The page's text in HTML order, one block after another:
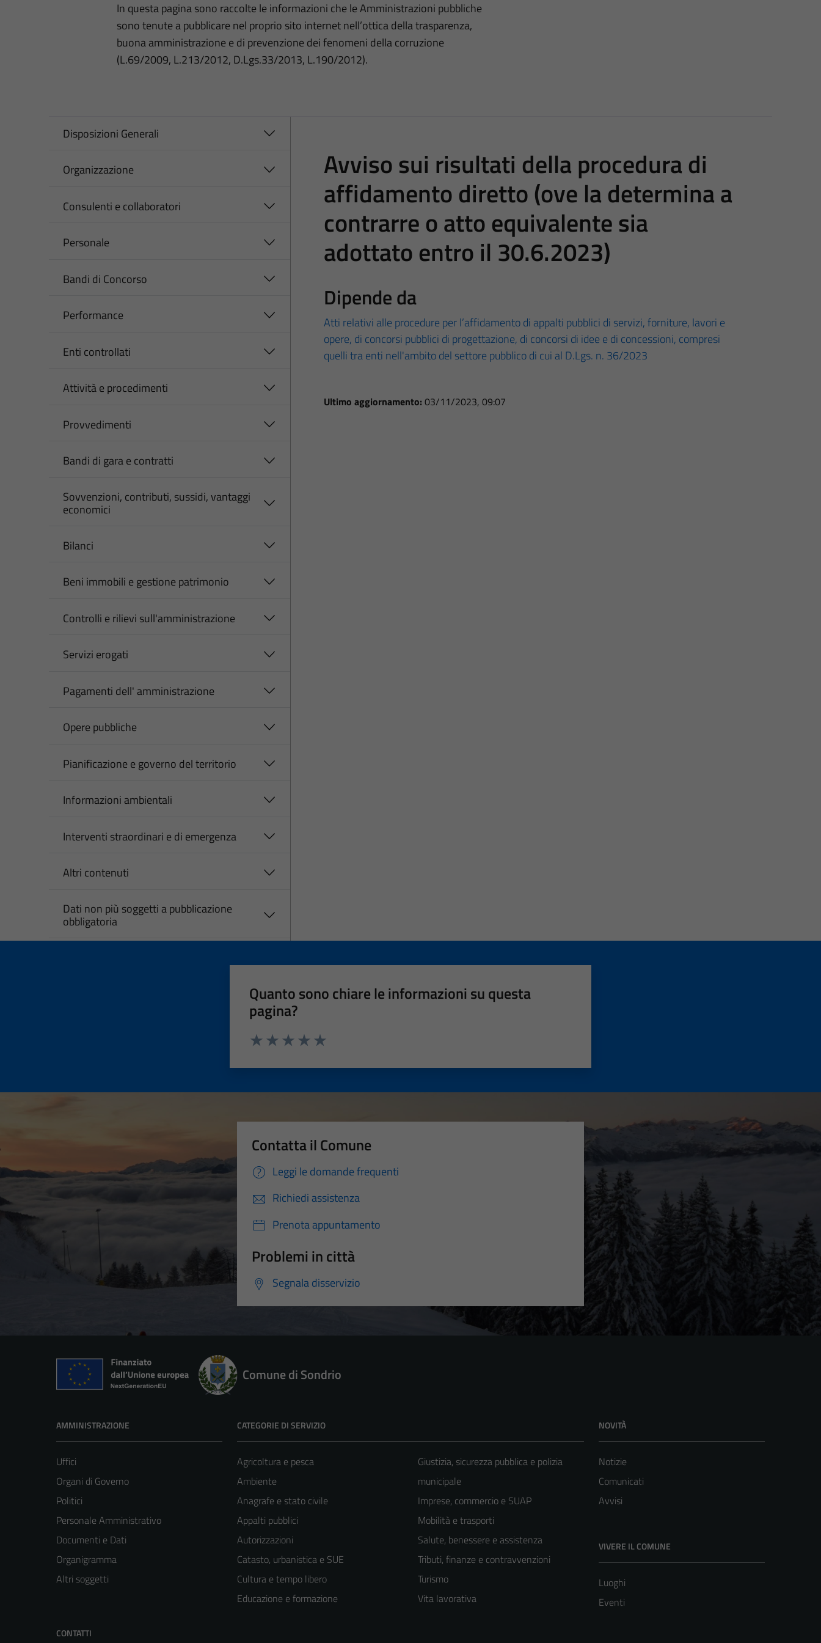
In questa pagina sono raccolte le informazioni che le Amministrazioni pubbliche
sono tenute a pubblicare nel proprio sito internet nell’ottica della trasparenza,
buona amministrazione e di prevenzione dei fenomeni della corruzione
(L.69/2009, L.213/2012, D.Lgs.33/2013, L.190/2012).
Disposizioni Generali
Organizzazione
Consulenti e collaboratori
Personale
Bandi di Concorso
Performance
Enti controllati
Attività e procedimenti
Provvedimenti
Bandi di gara e contratti
Sovvenzioni, contributi, sussidi, vantaggi
economici
Bilanci
Beni immobili e gestione patrimonio
Controlli e rilievi sull'amministrazione
Servizi erogati
Pagamenti dell' amministrazione
Opere pubbliche
Pianificazione e governo del territorio
Informazioni ambientali
Interventi straordinari e di emergenza
Altri contenuti
Dati non più soggetti a pubblicazione
obbligatoria
Avviso sui risultati della procedura di
affidamento diretto (ove la determina a
contrarre o atto equivalente sia
adottato entro il 30.6.2023)
Dipende da
Atti relativi alle procedure per l’affidamento di appalti pubblici di servizi, forniture, lavori e
opere, di concorsi pubblici di progettazione, di concorsi di idee e di concessioni, compresi
quelli tra enti nell'ambito del settore pubblico di cui al D.Lgs. n. 36/2023
Ultimo aggiornamento: 03/11/2023, 09:07
Quanto sono chiare le informazioni su questa
pagina?
Contatta il Comune
Leggi le domande frequenti
Richiedi assistenza
Prenota appuntamento
Problemi in città
Segnala disservizio
Comune di Sondrio
AMMINISTRAZIONE
Uffici
Organi di Governo
Politici
Personale Amministrativo
Documenti e Dati
Organigramma
Altri soggetti
CATEGORIE DI SERVIZIO
Agricoltura e pesca
Ambiente
Anagrafe e stato civile
Appalti pubblici
Autorizzazioni
Catasto, urbanistica e SUE
Cultura e tempo libero
Educazione e formazione
Giustizia, sicurezza pubblica e polizia
municipale
Imprese, commercio e SUAP
Mobilità e trasporti
Salute, benessere e assistenza
Tributi, finanze e contravvenzioni
Turismo
Vita lavorativa
NOVITÀ
Notizie
Comunicati
Avvisi
VIVERE IL COMUNE
Luoghi
Eventi
CONTATTI